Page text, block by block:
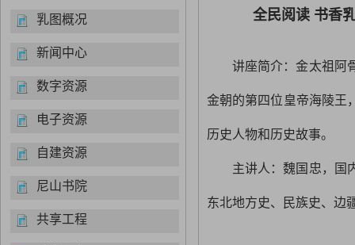
乳图概况
新闻中心
数字资源
电子资源
自建资源
尼山书院
共享工程
全民阅读 书香
讲座简介：金太祖阿
金朝的第四位皇帝海陵王
历史人物和历史故事。
主讲人： 魏国忠，国
东北地方史、民族史、边